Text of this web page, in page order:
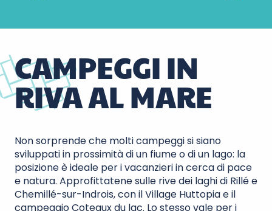
CAMPEGGI IN
RIVA AL MARE
Non sorprende che molti campeggi si siano
sviluppati in prossimità di un fiume o di un lago: la
posizione è ideale per i vacanzieri in cerca di pace
e natura. Approfittatene sulle rive dei laghi di Rillé e
Chemillé-sur-Indrois, con il Village Huttopia e il
campeggio Coteaux du lac. Lo stesso vale per i